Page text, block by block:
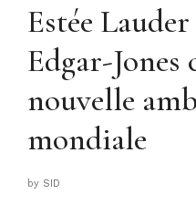
Estée
Edgar-Jones
nouvelle
mondiale
by SID